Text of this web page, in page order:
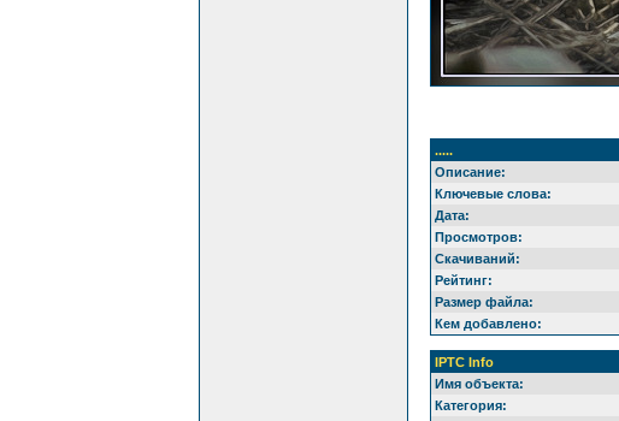
.....
Описание:
Ключевые слова:
Дата:
Просмотров:
Скачиваний:
Рейтинг:
Размер файла:
Кем добавлено:
IPTC Info
Имя объекта:
Категория: